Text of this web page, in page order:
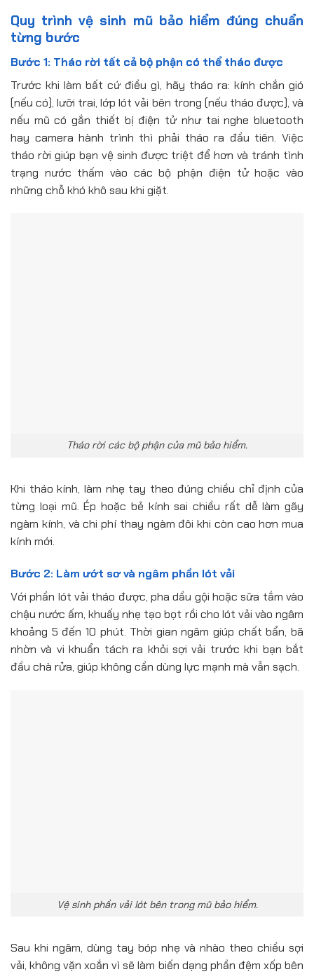
Quy trình vệ sinh mũ bảo hiểm đúng chuẩn
từng bước
Bước 1: Tháo rời tất cả bộ phận có thể tháo được
Trước khi làm bất cứ điều gì, hãy tháo ra: kính chắn gió
(nếu có), lưỡi trai, lớp lót vải bên trong (nếu tháo được), và
nếu mũ có gắn thiết bị điện tử như tai nghe bluetooth
hay camera hành trình thì phải tháo ra đầu tiên. Việc
tháo rời giúp bạn vệ sinh được triệt để hơn và tránh tình
trạng nước thấm vào các bộ phận điện tử hoặc vào
những chỗ khó khô sau khi giặt.
Tháo rời các bộ phận của mũ bảo hiểm.
Khi tháo kính, làm nhẹ tay theo đúng chiều chỉ định của
từng loại mũ. Ép hoặc bẻ kính sai chiều rất dễ làm gãy
ngàm kính, và chi phí thay ngàm đôi khi còn cao hơn mua
kính mới.
Bước 2: Làm ướt sơ và ngâm phần lót vải
Với phần lót vải tháo được, pha dầu gội hoặc sữa tắm vào
chậu nước ấm, khuấy nhẹ tạo bọt rồi cho lót vải vào ngâm
khoảng 5 đến 10 phút. Thời gian ngâm giúp chất bẩn, bã
nhờn và vi khuẩn tách ra khỏi sợi vải trước khi bạn bắt
đầu chà rửa, giúp không cần dùng lực mạnh mà vẫn sạch.
Vệ sinh phần vải lót bên trong mũ bảo hiểm.
Sau khi ngâm, dùng tay bóp nhẹ và nhào theo chiều sợi
vải, không vặn xoắn vì sẽ làm biến dạng phần đệm xốp bên